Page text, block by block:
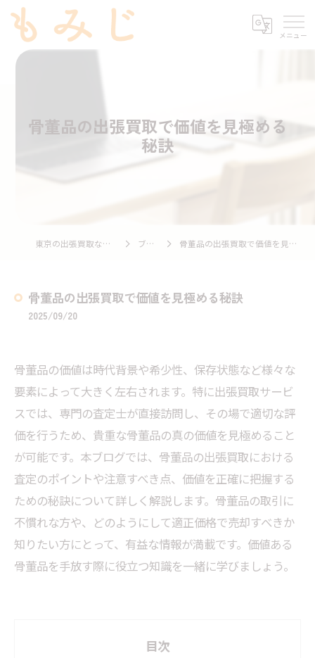
骨董品の出張買取で価値を見極める
秘訣
東京の出張買取ならもみじ ブログ 骨董品の出張買取で価値を見極める秘訣
骨董品の出張買取で価値を見極める秘訣
2025/09/20
骨董品の価値は時代背景や希少性、保存状態など様々な
要素によって大きく左右されます。特に出張買取サービ
スでは、専門の査定士が直接訪問し、その場で適切な評
価を行うため、貴重な骨董品の真の価値を見極めること
が可能です。本ブログでは、骨董品の出張買取における
査定のポイントや注意すべき点、価値を正確に把握する
ための秘訣について詳しく解説します。骨董品の取引に
不慣れな方や、どのようにして適正価格で売却すべきか
知りたい方にとって、有益な情報が満載です。価値ある
骨董品を手放す際に役立つ知識を一緒に学びましょう。
目次